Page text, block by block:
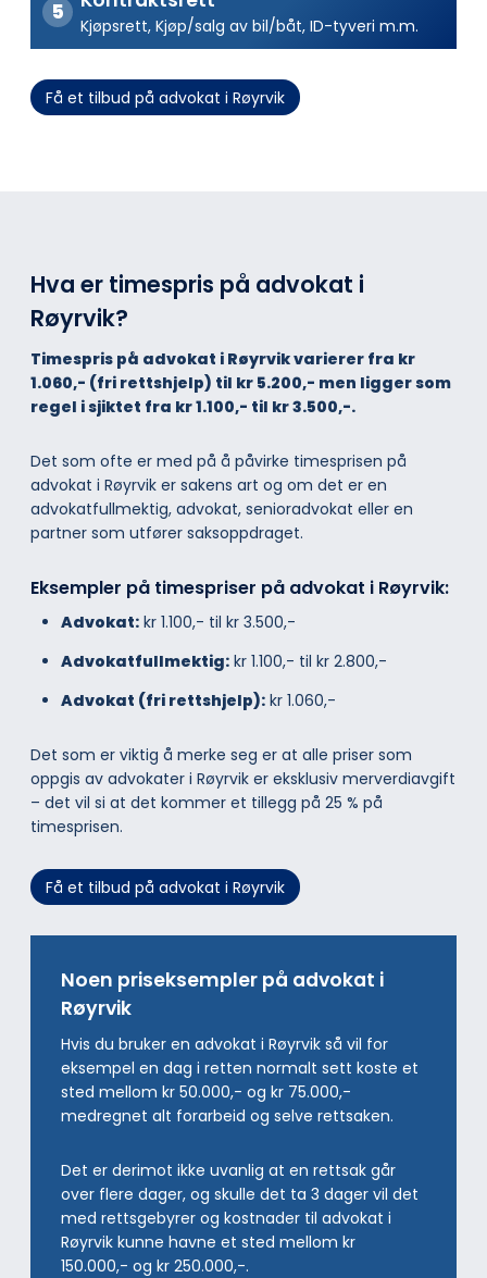
Kjøpsrett, Kjøp/salg av bil/båt, ID-tyveri m.m.
Få et tilbud på advokat i Røyrvik
Hva er timespris på advokat i
Røyrvik?
Timespris på advokat i Røyrvik varierer fra kr
1.060,- (fri rettshjelp) til kr 5.200,- men ligger som
regel i sjiktet fra kr 1.100,- til kr 3.500,-.
Det som ofte er med på å påvirke timesprisen på
advokat i Røyrvik er sakens art og om det er en
advokatfullmektig, advokat, senioradvokat eller en
partner som utfører saksoppdraget.
Eksempler på timespriser på advokat i Røyrvik:
Advokat: kr 1.100,- til kr 3.500,-
Advokatfullmektig: kr 1.100,- til kr 2.800,-
Advokat (fri rettshjelp): kr 1.060,-
Det som er viktig å merke seg er at alle priser som
oppgis av advokater i Røyrvik er eksklusiv merverdiavgift
– det vil si at det kommer et tillegg på 25 % på
timesprisen.
Få et tilbud på advokat i Røyrvik
Noen priseksempler på advokat i
Røyrvik
Hvis du bruker en advokat i Røyrvik så vil for
eksempel en dag i retten normalt sett koste et
sted mellom kr 50.000,- og kr 75.000,-
medregnet alt forarbeid og selve rettsaken.
Det er derimot ikke uvanlig at en rettsak går
over flere dager, og skulle det ta 3 dager vil det
med rettsgebyrer og kostnader til advokat i
Røyrvik kunne havne et sted mellom kr
150.000,- og kr 250.000,-.